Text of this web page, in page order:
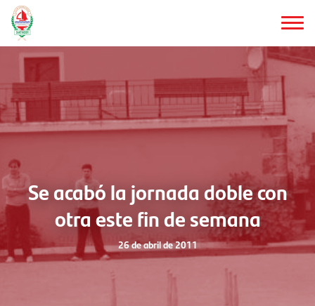
Saltar
al
contenido
principal
Se acabó la jornada doble con
otra este fin de semana
26 de abril de 2011